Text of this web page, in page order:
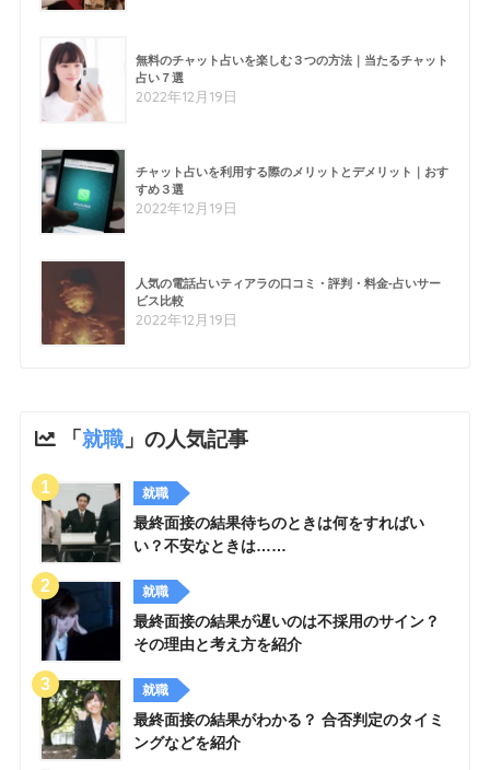
無料のチャット占いを楽しむ３つの方法｜当たるチャット
占い７選
2022年12月19日
チャット占いを利用する際のメリットとデメリット｜おす
すめ３選
2022年12月19日
人気の電話占いティアラの口コミ・評判・料金-占いサー
ビス比較
2022年12月19日
「就職」の人気記事
就職
最終面接の結果待ちのときは何をすればい
い？不安なときは……
就職
最終面接の結果が遅いのは不採用のサイン？
その理由と考え方を紹介
就職
最終面接の結果がわかる？ 合否判定のタイミ
ングなどを紹介